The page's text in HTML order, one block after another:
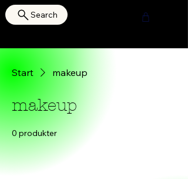
Search
Start makeup
makeup
0 produkter